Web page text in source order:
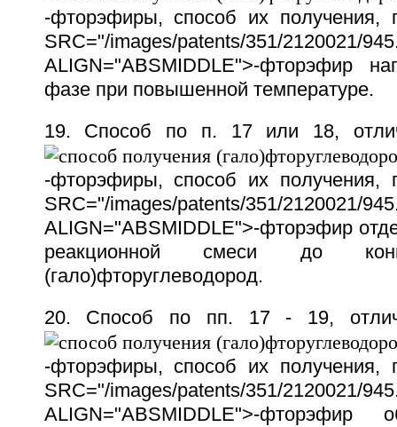
-фторэфиры, способ их
SRC="/images/patents/351/2120021/
ALIGN="ABSMIDDLE">-фторэфир
фазе при повышенной температуре.
19. Способ по п. 17 или 18,
-фторэфиры, способ их
SRC="/images/patents/351/2120021/
ALIGN="ABSMIDDLE">-фторэфир
реакционной смеси до
(гало)фторуглеводород.
20. Способ по пп. 17 - 19,
-фторэфиры, способ их
SRC="/images/patents/351/2120021/
ALIGN="ABSMIDDLE">-фторэфир